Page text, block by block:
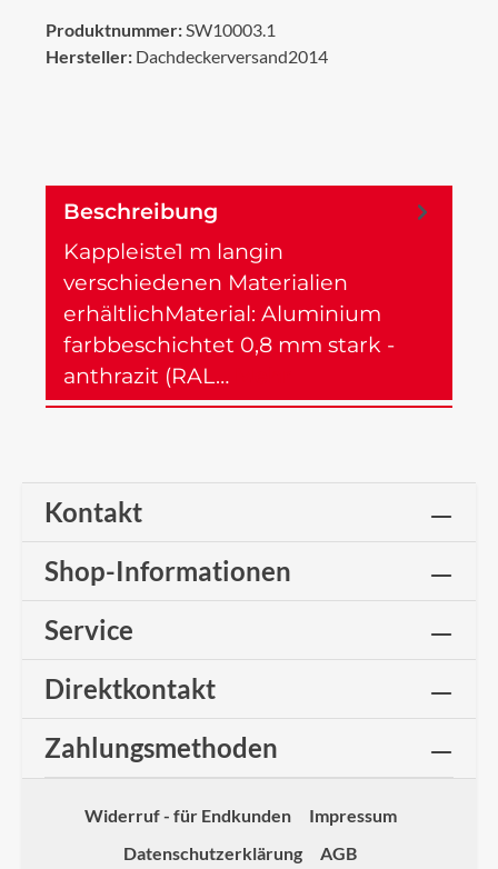
Produktnummer:SW10003.1
Hersteller: Dachdeckerversand2014
Beschreibung
Kappleiste1 m langin
verschiedenen Materialien
erhältlichMaterial: Aluminium
farbbeschichtet 0,8 mm stark -
anthrazit (RAL…
Kontakt
Shop-Informationen
Service
Direktkontakt
Zahlungsmethoden
Widerruf - für Endkunden
Impressum
Datenschutzerklärung
AGB